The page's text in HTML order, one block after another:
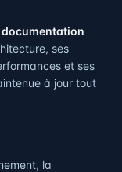
documentation
ses
et ses
à jour tout
la